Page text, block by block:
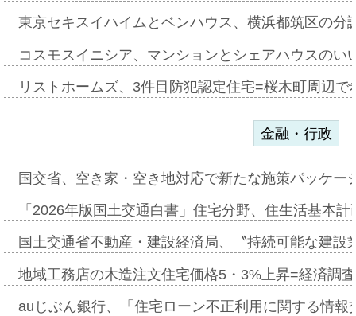
東京セキスイハイムとベンハウス、横浜都筑区の
コスモスイニシア、マンションとシェアハウスの
リストホームズ、3件目防犯認定住宅=桜木町周辺
金融・行政
国交省、空き家・空き地対応で新たな施策パッケ
「2026年版国土交通白書」住宅分野、住生活基本
国土交通省不動産・建設経済局、〝持続可能な建
地域工務店の木造注文住宅価格5・3%上昇=経済調
auじぶん銀行、「住宅ローン不正利用に関する情